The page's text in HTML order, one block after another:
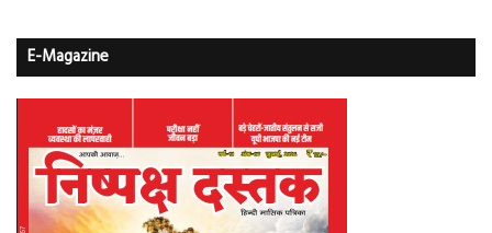
E-Magazine